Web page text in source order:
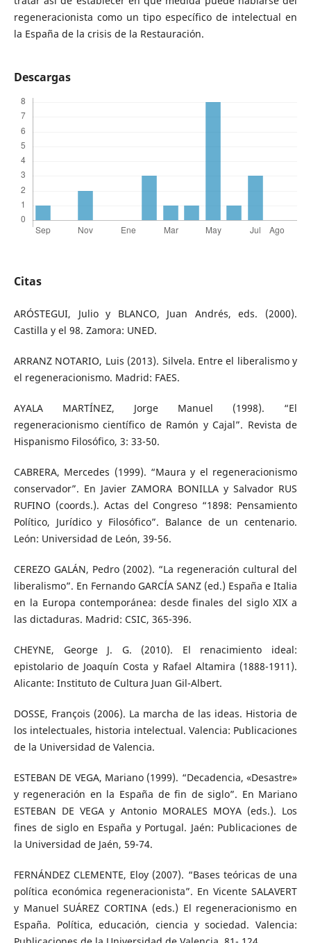
regeneracionista como un tipo específico de intelectual en
la España de la crisis de la Restauración.
Descargas
Citas
ARÓSTEGUI, Julio y BLANCO, Juan Andrés, eds. (2000).
Castilla y el 98. Zamora: UNED.
ARRANZ NOTARIO, Luis (2013). Silvela. Entre el liberalismo y
el regeneracionismo. Madrid: FAES.
AYALA MARTÍNEZ, Jorge Manuel (1998). “El
regeneracionismo científico de Ramón y Cajal”. Revista de
Hispanismo Filosófico, 3: 33-50.
CABRERA, Mercedes (1999). “Maura y el regeneracionismo
conservador”. En Javier ZAMORA BONILLA y Salvador RUS
RUFINO (coords.). Actas del Congreso “1898: Pensamiento
Político, Jurídico y Filosófico”. Balance de un centenario.
León: Universidad de León, 39-56.
CEREZO GALÁN, Pedro (2002). “La regeneración cultural del
liberalismo”. En Fernando GARCÍA SANZ (ed.) España e Italia
en la Europa contemporánea: desde finales del siglo XIX a
las dictaduras. Madrid: CSIC, 365-396.
CHEYNE, George J. G. (2010). El renacimiento ideal:
epistolario de Joaquín Costa y Rafael Altamira (1888-1911).
Alicante: Instituto de Cultura Juan Gil-Albert.
DOSSE, François (2006). La marcha de las ideas. Historia de
los intelectuales, historia intelectual. Valencia: Publicaciones
de la Universidad de Valencia.
ESTEBAN DE VEGA, Mariano (1999). “Decadencia, «Desastre»
y regeneración en la España de fin de siglo”. En Mariano
ESTEBAN DE VEGA y Antonio MORALES MOYA (eds.). Los
fines de siglo en España y Portugal. Jaén: Publicaciones de
la Universidad de Jaén, 59-74.
FERNÁNDEZ CLEMENTE, Eloy (2007). “Bases teóricas de una
política económica regeneracionista”. En Vicente SALAVERT
y Manuel SUÁREZ CORTINA (eds.) El regeneracionismo en
España. Política, educación, ciencia y sociedad. Valencia: